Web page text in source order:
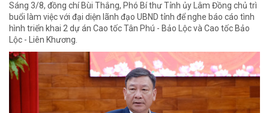
Sáng 3/8, đồng chí Bùi Thắng, Phó Bí thư Tỉnh ủy Lâm Đồng chủ trì
buổi làm việc với đại diện lãnh đạo UBND tỉnh để nghe báo cáo tình
hình triển khai 2 dự án Cao tốc Tân Phú - Bảo Lộc và Cao tốc Bảo
Lộc - Liên Khương.